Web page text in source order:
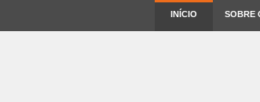
INÍCIO SOBRE